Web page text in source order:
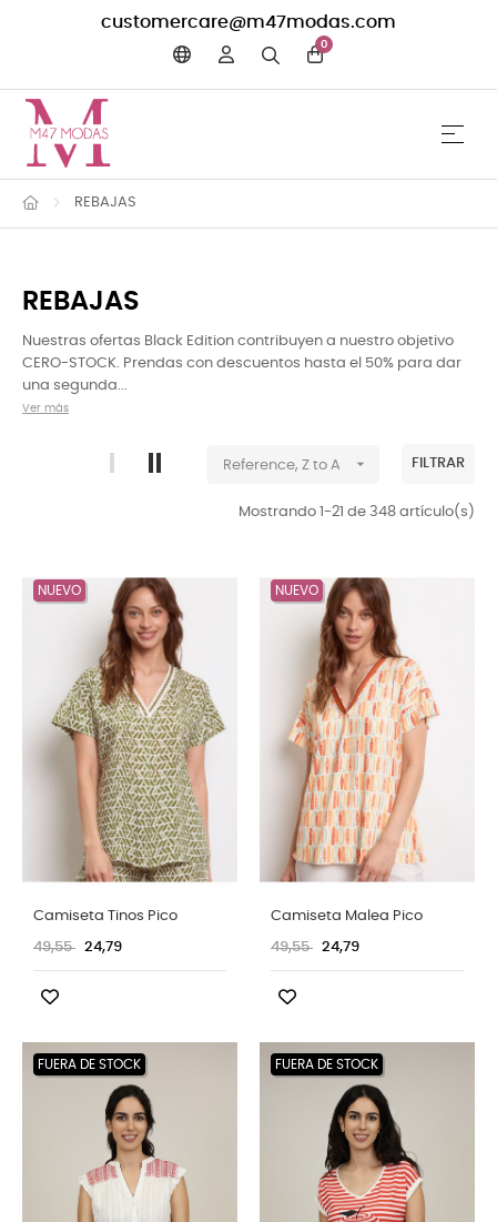
customercare@m47modas.com
0
☰
REBAJAS
REBAJAS
Nuestras ofertas Black Edition contribuyen a nuestro objetivo
CERO-STOCK. Prendas con descuentos hasta el 50% para dar
una segunda...
Ver más
Reference, Z to A  FILTRAR
Mostrando 1-21 de 348 artículo(s)
NUEVO
Camiseta Tinos Pico
49,55 24,79
NUEVO
Camiseta Malea Pico
49,55 24,79
FUERA DE STOCK FUERA DE STOCK